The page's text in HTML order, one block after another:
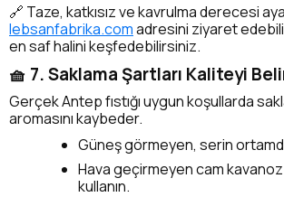
🔗 Taze, katkısız ve kavrulma derecesi
lebsanfabrika.comadresini ziyaret
en saf halini keşfedebilirsiniz.
🧺 7. Saklama Şartları Kaliteyi
Gerçek Antep fıstığı uygun koşullarda
aromasını kaybeder.
Güneş görmeyen, serin
Hava geçirmeyen cam
kullanın.